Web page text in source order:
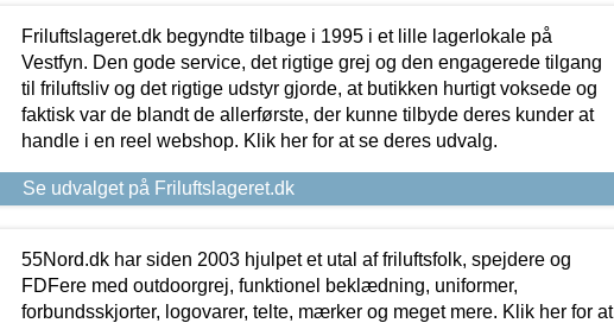
Friluftslageret.dk begyndte tilbage i 1995 i et lille lagerlokale på
Vestfyn. Den gode service, det rigtige grej og den engagerede tilgang
til friluftsliv og det rigtige udstyr gjorde, at butikken hurtigt voksede og
faktisk var de blandt de allerførste, der kunne tilbyde deres kunder at
handle i en reel webshop. Klik her for at se deres udvalg.
Se udvalget på Friluftslageret.dk
55Nord.dk har siden 2003 hjulpet et utal af friluftsfolk, spejdere og
FDFere med outdoorgrej, funktionel beklædning, uniformer,
forbundsskjorter, logovarer, telte, mærker og meget mere. Klik her for at